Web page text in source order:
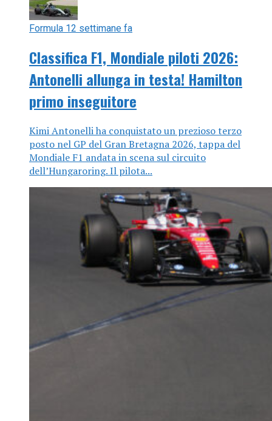
Formula 12 settimane fa
Classifica F1, Mondiale piloti 2026:
Antonelli allunga in testa! Hamilton
primo inseguitore
Kimi Antonelli ha conquistato un prezioso terzo
posto nel GP del Gran Bretagna 2026, tappa del
Mondiale F1 andata in scena sul circuito
dell’Hungaroring. Il pilota...